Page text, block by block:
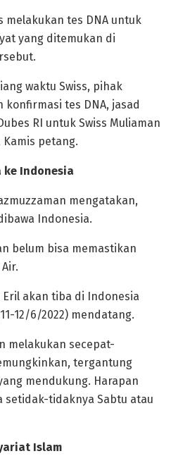
melakukan tes DNA untuk
yang ditemukan di
waktu Swiss, pihak
tes DNA, jasad
RI untuk Swiss Muliaman
petang.
ke Indonesia
mengatakan,
Indonesia.
belum bisa memastikan
akan tiba di Indonesia
12/6/2022) mendatang.
melakukan secepat-
tergantung
mendukung. Harapan
setidak-tidaknya Sabtu atau
Islam